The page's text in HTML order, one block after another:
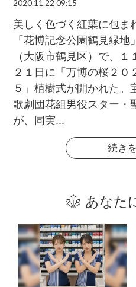
2020.11.22 09:15
美しく色づく紅葉に包ま
「花博記念公園鶴見緑地」
（大阪市鶴見区）で、１
２１日に「万博の桜２０
５」植樹式が開かれた。
歌劇団花組男役スター・
が、同実...
続き
あなた